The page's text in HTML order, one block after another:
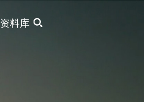
X
资料库